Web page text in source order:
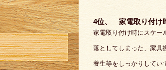
4位、 家電取り付け
家電取り付け時にスケー
落としてしまった、家具
養生等をしっかりしてい